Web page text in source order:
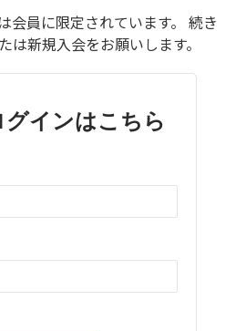
会員に限定されています。 続き
は新規入会をお願いします。
グインはこちら